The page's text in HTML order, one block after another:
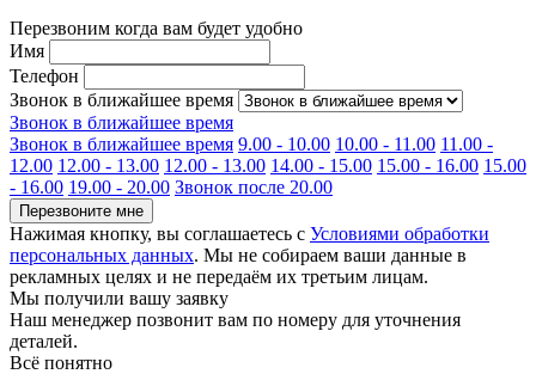
Перезвоним когда вам будет удобно
Имя
Телефон
Звонок в ближайшее время
Звонок в ближайшее время
Звонок в ближайшее время 9.00 - 10.00 10.00 - 11.00 11.00 -
12.00 12.00 - 13.00 12.00 - 13.00 14.00 - 15.00 15.00 - 16.00 15.00
- 16.00 19.00 - 20.00 Звонок после 20.00
Перезвоните мне
Нажимая кнопку, вы соглашаетесь с Условиями обработки
персональных данных. Мы не собираем ваши данные в
рекламных целях и не передаём их третьим лицам.
Мы получили вашу заявку
Наш менеджер позвонит вам по номеру для уточнения
деталей.
Всё понятно